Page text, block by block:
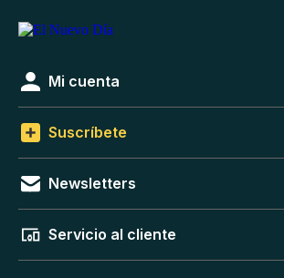
Mi cuenta
Suscríbete
Newsletters
Servicio al cliente